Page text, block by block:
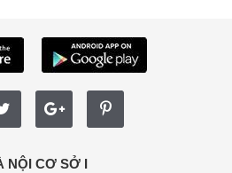
NỘI CƠ SỞ I